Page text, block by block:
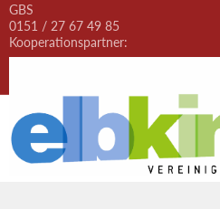
GBS
0151 / 27 67 49 85
Kooperationspartner: